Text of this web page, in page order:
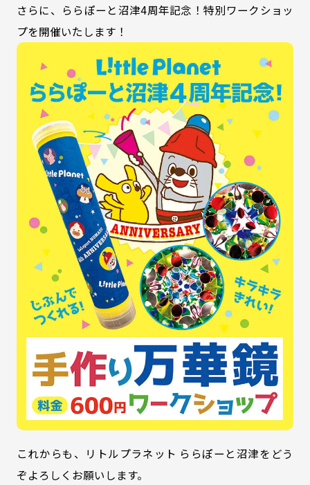
さらに、ららぽーと沼津4周年記念！特別ワークショッ
プを開催いたします！
これからも、リトルプラネット ららぽーと沼津をどう
ぞよろしくお願いします。